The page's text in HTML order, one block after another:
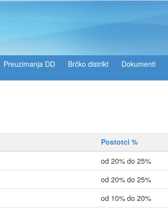
Preuzimanja DD Brčko distrikt Dokumenti
Postotci %
od 20% do 25%
od 20% do 25%
od 10% do 20%